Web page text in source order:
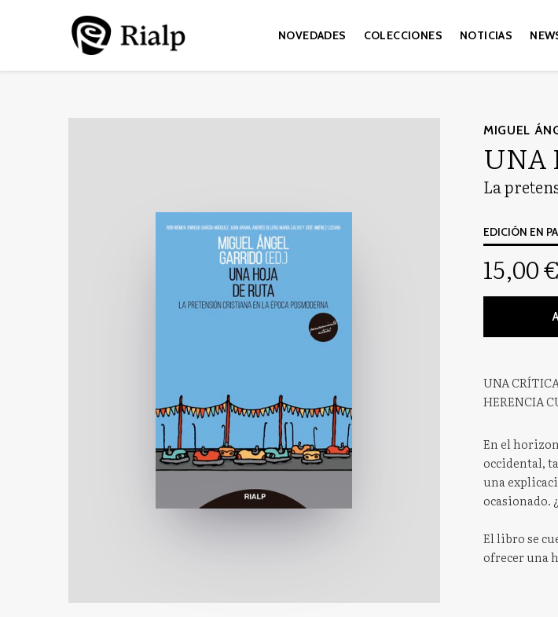
NOVEDADES COLECCIONES NOTICIAS
MIGUEL
UNA
La
EDICIÓN EN
15,00 €
UNA
HERENCIA
En el
occidental,
una
ocasionado.
El libro se
ofrecer una